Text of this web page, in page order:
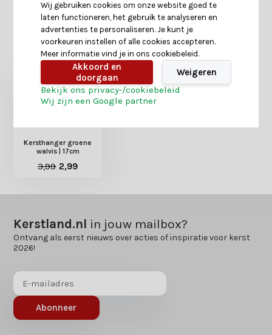
Heb je nog interesse in deze recent bekeken
producten?
Kersthanger groene
walvis | 17cm
3,99 2,99
Kerstland.nl in jouw mailbox?
Ontvang als eerst nieuws over acties of inspiratie voor kerst
2026!
Abonneer
Wij gebruiken cookies om onze website goed te
laten functioneren, het gebruik te analyseren en
advertenties te personaliseren. Je kunt je
voorkeuren instellen of alle cookies accepteren.
Meer informatie vind je in ons cookiebeleid.
Akkoord en
doorgaan
Weigeren
Bekijk ons privacy-/cookiebeleid
Wij zijn een Google partner